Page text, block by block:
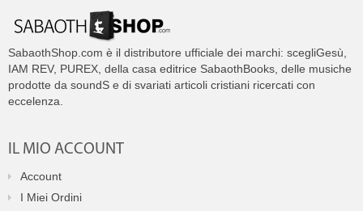
SabaothShop.com è il distributore ufficiale dei marchi: scegliGesù,
IAM REV, PUREX, della casa editrice SabaothBooks, delle musiche
prodotte da soundS e di svariati articoli cristiani ricercati con
eccelenza.
IL MIO ACCOUNT
Account
I Miei Ordini